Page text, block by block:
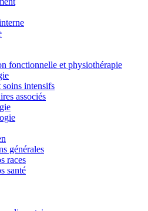
fonctionnelle et physiothérapie
soins intensifs
associés
générales
races
santé